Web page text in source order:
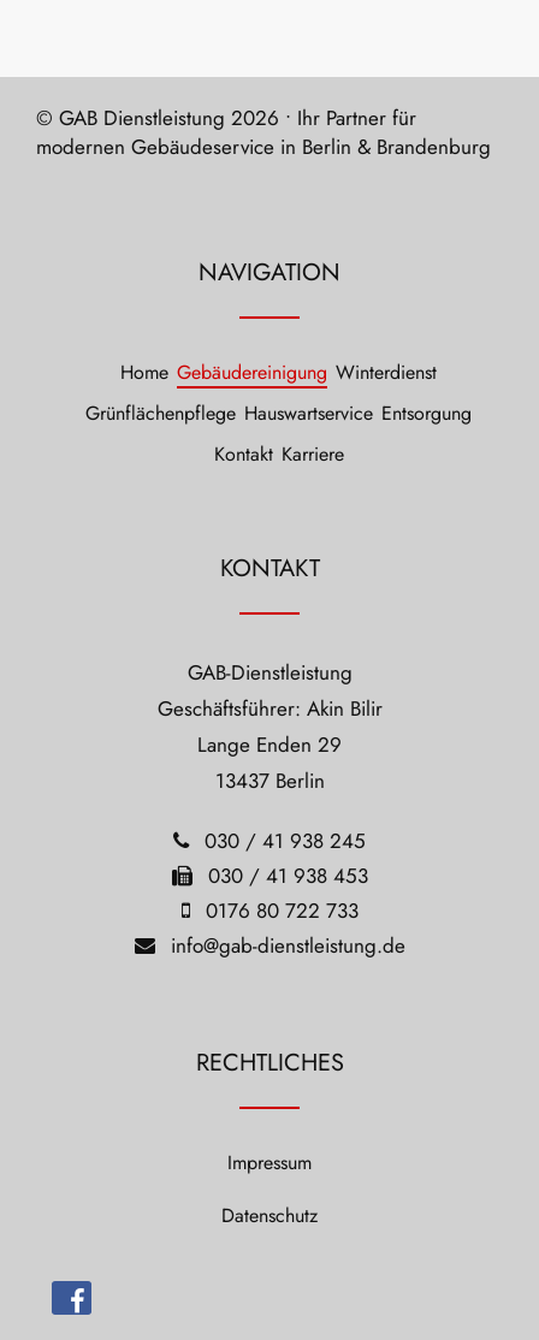
© GAB Dienstleistung 2026 • Ihr Partner für
modernen Gebäudeservice in Berlin & Brandenburg
NAVIGATION
Home Gebäudereinigung Winterdienst
Grünflächenpflege Hauswartservice Entsorgung
Kontakt Karriere
KONTAKT
GAB-Dienstleistung
Geschäftsführer: Akin Bilir
Lange Enden 29
13437 Berlin
030 / 41 938 245
030 / 41 938 453
0176 80 722 733
info@gab-dienstleistung.de
RECHTLICHES
Impressum
Datenschutz